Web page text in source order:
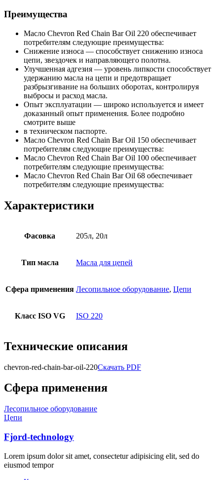
Преимущества
Масло Chevron Red Chain Bar Oil 220 обеспечивает
потребителям следующие преимущества:
Снижение износа — способствует снижению износа
цепи, звездочек и направляющего полотна.
Улучшенная адгезия — уровень липкости способствует
удержанию масла на цепи и предотвращает
разбрызгивание на больших оборотах, контролируя
выбросы и расход масла.
Опыт эксплуатации — широко используется и имеет
доказанный опыт применения. Более подробно
смотрите выше
в техническом паспорте.
Масло Chevron Red Chain Bar Oil 150 обеспечивает
потребителям следующие преимущества:
Масло Chevron Red Chain Bar Oil 100 обеспечивает
потребителям следующие преимущества:
Масло Chevron Red Chain Bar Oil 68 обеспечивает
потребителям следующие преимущества:
Характеристики
Фасовка 205л, 20л
Тип масла Масла для цепей
Сфера применения Лесопильное оборудование, Цепи
Класс ISO VG ISO 220
Технические описания
chevron-red-chain-bar-oil-220Скачать PDF
Сфера применения
Лесопильное оборудование
Цепи
Fjord-technology
Lorem ipsum dolor sit amet, consectetur adipisicing elit, sed do
eiusmod tempor